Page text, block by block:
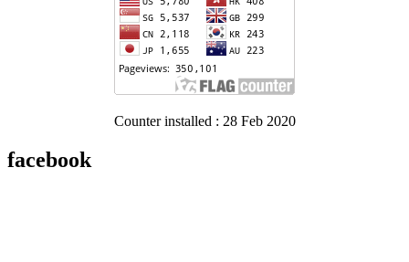
Counter installed : 28 Feb 2020
facebook